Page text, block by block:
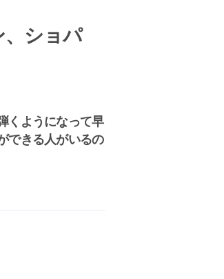
ショパ
くようになって早
できる人がいるの